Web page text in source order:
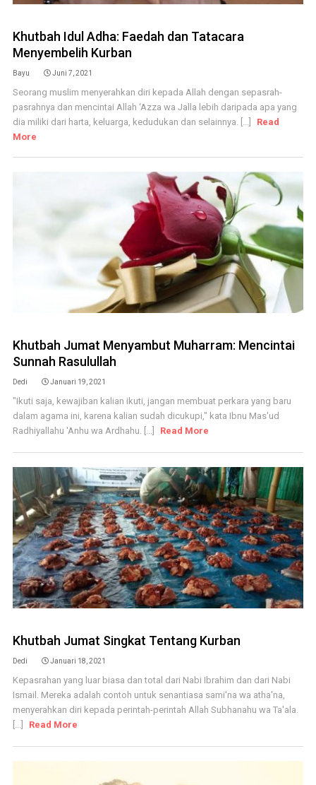
Khutbah Idul Adha: Faedah dan Tatacara
Menyembelih Kurban
Bayu Juni 7, 2021
Seorang muslim menyerahkan diri kepada Allah dengan sepasrah-
pasrahnya dan mencintai Allah ‘Azza wa Jalla lebih daripada apa yang
dia miliki dari harta, keluarga, kedudukan dan selainnya. [...]
Read
More
Khutbah Jumat Menyambut Muharram: Mencintai
Sunnah Rasulullah
Dedi Januari 19, 2021
"Ikuti saja, kewajiban kalian ikuti, jangan membuat perkara yang baru
dalam agama ini, karena kalian sudah dicukupi," kata Ibnu Mas'ud
Radhiyallahu 'Anhu wa Ardhahu. [...]
Read More
Khutbah Jumat Singkat Tentang Kurban
Dedi Januari 18, 2021
Kepasrahan yang luar biasa dan total dari Nabi Ibrahim dan dari Nabi
Ismail. Mereka adalah contoh untuk senantiasa sami'na wa atha'na,
menyerahkan diri kepada perintah-perintah Allah Subhanahu wa Ta'ala.
[...]
Read More